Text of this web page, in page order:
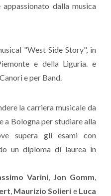
dalla musica
"West Side Story", in
e della Liguria. e
e per Band.
la carriera musicale da
a Bologna per studiare alla
supera gli esami con
un diploma di laurea in
Varini Jon Gomm
Maurizio Solieri e Luca